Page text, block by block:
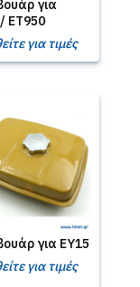
για
ET950
για τιμές
για EY15
για τιμές